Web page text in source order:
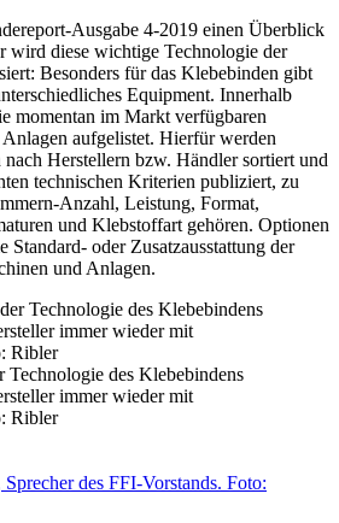
Ausgabe 4-2019 einen Überblick
wird diese wichtige Technologie der
Besonders für das Klebebinden gibt
Equipment. Innerhalb
momentan im Markt verfügbaren
aufgelistet. Hierfür werden
Herstellern bzw. Händler sortiert und
technischen Kriterien publiziert, zu
Anzahl, Leistung, Format,
und Klebstoffart gehören. Optionen
Standard- oder Zusatzausstattung der
und Anlagen.
Technologie des Klebebindens
immer wieder mit
Ribler